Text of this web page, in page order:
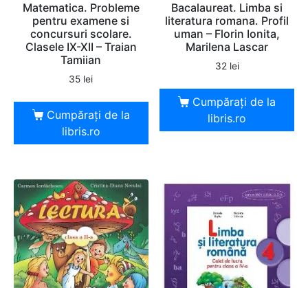
Matematica. Probleme
pentru examene si
concursuri scolare.
Clasele IX-XII – Traian
Tamiian
35 lei
Cumpărați de la
libris.ro
Bacalaureat. Limba si
literatura romana. Profil
uman – Florin Ionita,
Marilena Lascar
32 lei
Cumpărați de la
libris.ro